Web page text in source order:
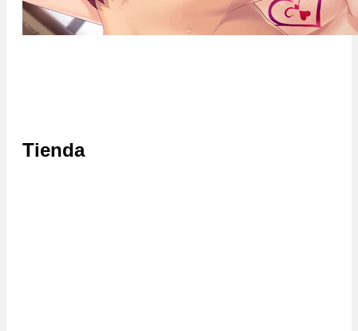
Tienda